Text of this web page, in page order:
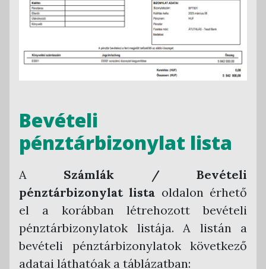
Bevételi
pénztárbizonylat lista
A Számlák / Bevételi
pénztárbizonylat lista oldalon érhető
el a korábban létrehozott bevételi
pénztárbizonylatok listája. A listán a
bevételi pénztárbizonylatok következő
adatai láthatóak a táblázatban: